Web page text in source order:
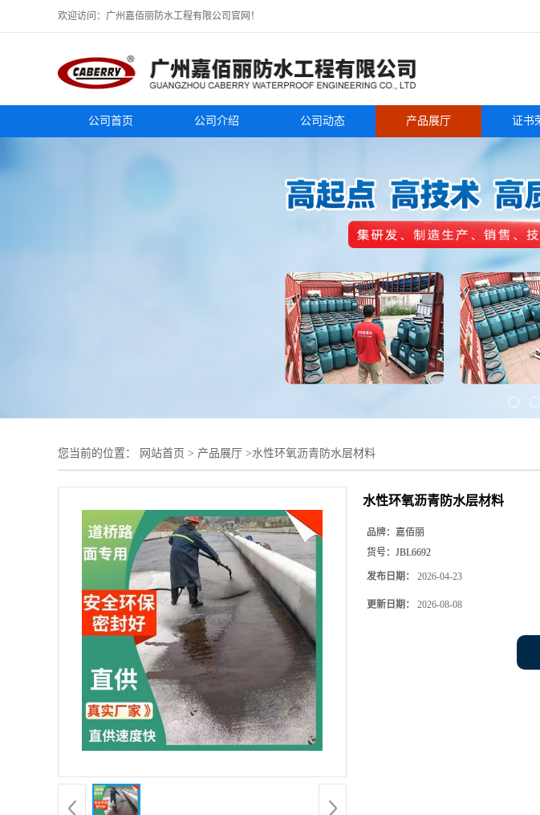
欢迎访问：广州嘉佰丽防水工程有限公司官网！
公司首页 公司介绍 公司动态 产品展厅 证书
您当前的位置： 网站首页 > 产品展厅 >水性环氧沥青防水层材料
水性环氧沥青防水层材料
品牌： 嘉佰丽
货号： JBL6692
发布日期： 2026-04-23
更新日期： 2026-08-08